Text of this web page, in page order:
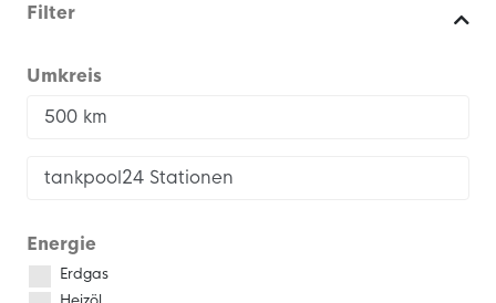
Filter
Umkreis
Energie
Erdgas